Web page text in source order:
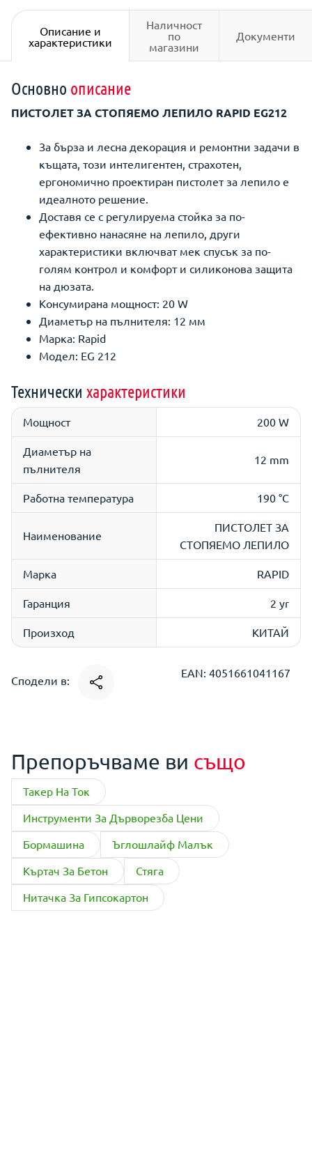
Описание и
характеристики
Наличност
по
магазини
Документи
Основно описание
ПИСТОЛЕТ ЗА СТОПЯЕМО ЛЕПИЛО RAPID EG212
За бърза и лесна декорация и ремонтни задачи в
къщата, този интелигентен, страхотен,
ергономично проектиран пистолет за лепило е
идеалното решение.
Доставя се с регулируема стойка за по-
ефективно нанасяне на лепило, други
характеристики включват мек спусък за по-
голям контрол и комфорт и силиконова защита
на дюзата.
Консумирана мощност: 20 W
Диаметър на пълнителя: 12 мм
Марка: Rapid
Модел: EG 212
Технически характеристики
Мощност 200 W
Диаметър на
пълнителя
12 mm
Работна температура 190 °C
Наименование
ПИСТОЛЕТ ЗА
СТОПЯЕМО ЛЕПИЛО
Марка RAPID
Гаранция 2 yr
Произход КИТАЙ
Сподели в:
EAN: 4051661041167
Препоръчваме ви също
Такер На Ток
Инструменти За Дърворезба Цени
Бормашина
Ъглошлайф Малък
Къртач За Бетон
Стяга
Нитачка За Гипсокартон